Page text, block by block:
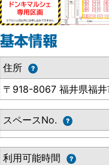
住所
〒918-8067 福井県福井
スペースNo.
利用可能時間